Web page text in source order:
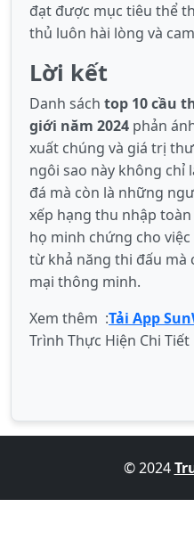
đạt được mục tiêu thể
thủ luôn hài lòng và
Lời kết
Danh sách top 10 cầu
giới năm 2024 phản
xuất chúng và giá trị
ngôi sao này không
đá mà còn là những
xếp hạng thu nhập
họ minh chứng cho
từ khả năng thi đấu
mại thông minh.
Xem thêm :Tải App
Trình Thực Hiện Chi Tiết
© 2024